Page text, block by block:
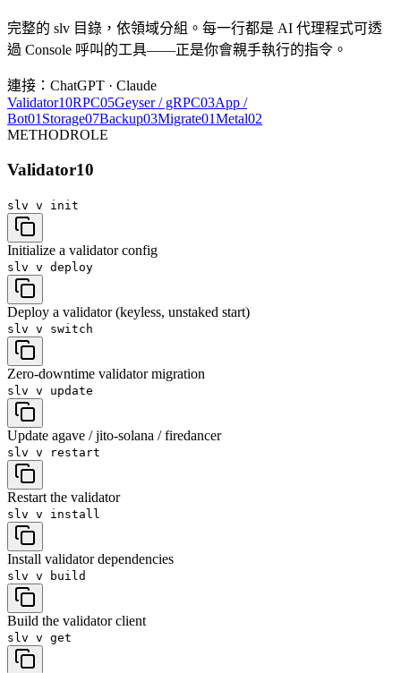
完整的 slv 目錄，依領域分組。每一行都是 AI 代理程式可透
過 Console 呼叫的工具——正是你會親手執行的指令。
連接：ChatGPT · Claude
Validator10RPC05Geyser / gRPC03App /
Bot01 Storage07Backup03Migrate01Metal02
METHODROLE
Validator10
slv v init
Initialize a validator config
slv v deploy
Deploy a validator (keyless, unstaked start)
slv v switch
Zero-downtime validator migration
slv v update
Update agave / jito-solana / firedancer
slv v restart
Restart the validator
slv v install
Install validator dependencies
slv v build
Build the validator client
slv v get